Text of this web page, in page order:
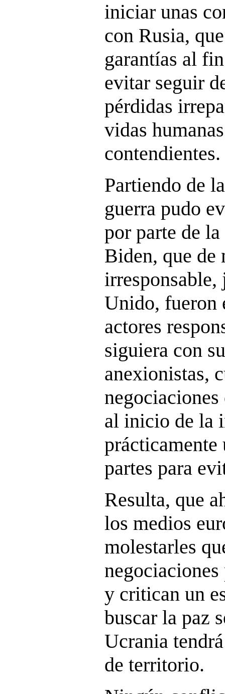
iniciar unas
con Rusia,
garantías al
evitar seguir
pérdidas
vidas
contendientes.
Partiendo de
guerra pudo
por parte de
Biden, que de
Unido, fueron
actores
siguiera con
anexionistas,
al inicio de la
prácticamente
partes para
Resulta, que
los medios
molestarles
y critican un
buscar la paz
Ucrania
de territorio.